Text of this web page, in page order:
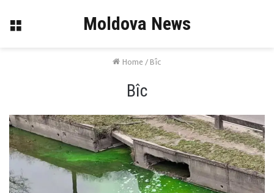
Menu Moldova News
Home /Bîc
Bîc